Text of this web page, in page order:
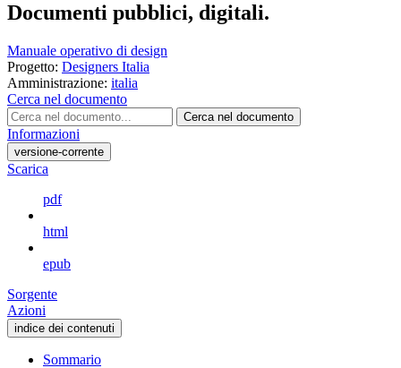
Documenti pubblici, digitali.
Manuale operativo di design
Progetto: Designers Italia
Amministrazione: italia
Cerca nel documento
Cerca nel documento
Informazioni
versione-corrente
Scarica
pdf
html
epub
Sorgente
Azioni
indice dei contenuti
Sommario